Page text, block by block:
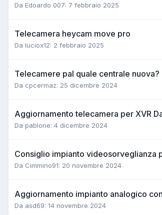
Da Edoardo 007: 7 febbraio 2025
Telecamera heycam move pro
Da luciox12: 2 febbraio 2025
Telecamere pal quale centrale nuova?
Da cpcermaz: 25 dicembre 2024
Aggiornamento telecamera per XVR
Da pablone: 4 dicembre 2024
Consiglio impianto videosorveglianza
Da Cimmino91: 20 novembre 2024
Aggiornamento impianto analogico
Da asd69: 14 novembre 2024